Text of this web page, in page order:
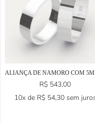
R$ 543,00
10x de R$54,30 sem